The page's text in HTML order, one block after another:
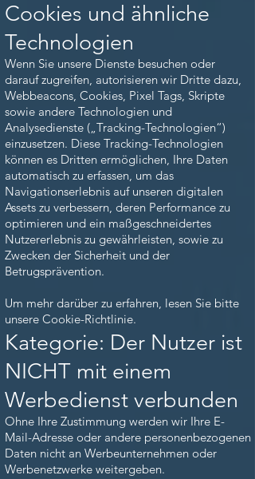
Cookies und ähnliche
Technologien
Wenn Sie unsere Dienste besuchen oder
darauf zugreifen, autorisieren wir Dritte dazu,
Webbeacons, Cookies, Pixel Tags, Skripte
sowie andere Technologien und
Analysedienste („Tracking-Technologien“)
einzusetzen. Diese Tracking-Technologien
können es Dritten ermöglichen, Ihre Daten
automatisch zu erfassen, um das
Navigationserlebnis auf unseren digitalen
Assets zu verbessern, deren Performance zu
optimieren und ein maßgeschneidertes
Nutzererlebnis zu gewährleisten, sowie zu
Zwecken der Sicherheit und der
Betrugsprävention.
Um mehr darüber zu erfahren, lesen Sie bitte
unsere Cookie-Richtlinie.
Kategorie: Der Nutzer ist
NICHT mit einem
Werbedienst verbunden
Ohne Ihre Zustimmung werden wir Ihre E-
Mail-Adresse oder andere personenbezogenen
Daten nicht an Werbeunternehmen oder
Werbenetzwerke weitergeben.